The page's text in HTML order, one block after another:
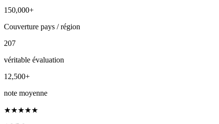
150,000+
Couverture pays / région
207
véritable évaluation
12,500+
note moyenne
★★★★★